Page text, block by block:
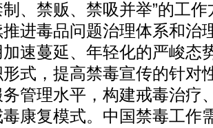
、禁贩、禁吸并举”的工
进毒品问题治理体系和治
速蔓延、年轻化的严峻态
式，提高禁毒宣传的针对
管理水平，构建戒毒治疗
康复模式。中国禁毒工作